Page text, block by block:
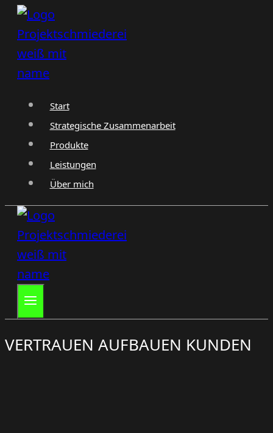
Zum
Inhalt
springen
Start
Strategische Zusammenarbeit
Produkte
Leistungen
Über mich
VERTRAUEN AUFBAUEN KUNDEN